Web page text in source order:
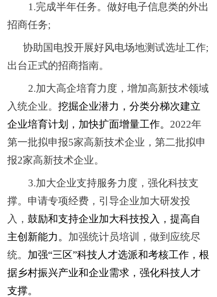
1.完成半年任务。做好电子信息类的外出
招商任务;
协助国电投开展好风电场地测试选址工作;
出台正式的招商指南。
2.加大高企培育力度，增加高新技术领域
入统企业。 挖掘企业潜力，分类分梯次建立
企业培育计划，加快扩面增量工作。 2022年
第一批拟申报5家高新技术企业，第二批拟申
报2家高新技术企业。
3.加大企业支持服务力度，强化科技支
撑。 申请专项经费，引导企业加大研发投
入， 鼓励和支持企业加大科技投入，提高自
主创新能力。 加强统计员培训，做到应统尽
统。 加强“三区”科技人才选派和考核工作，根
据乡村振兴产业和企业需求，强化科技人才
支撑。